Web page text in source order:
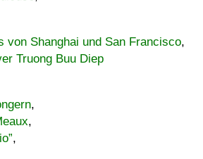
von Shanghai und San Francisco,
Truong Buu Diep
,
,
,